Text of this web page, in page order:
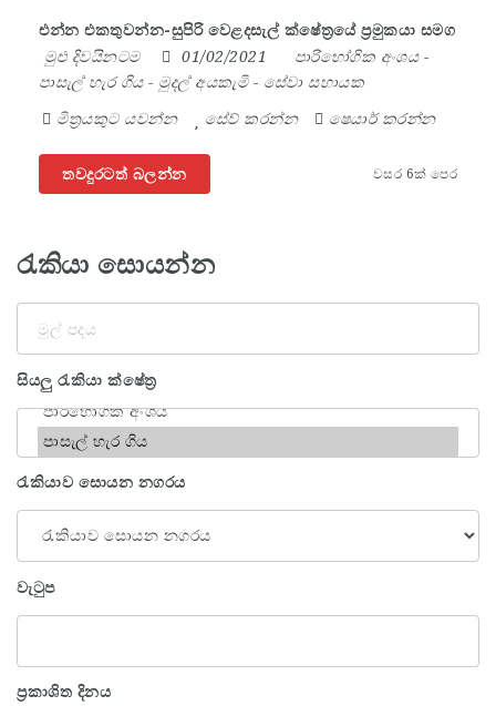
එන්න එකතුවන්න-සුපිරි වෙළදසැල් ක්ෂේත්‍රයේ ප්‍රමුකයා සමග
මුළු දිවයිනටම 01/02/2021 පාරිභෝගික අංශය-
පාසැල් හැර ගිය- මුදල් අයකැමි- සේවා සහායක
මිත්‍රයකුට යවන්න සේව් කරන්න ෂෙයාර් කරන්න
තවදුරටත් බලන්න වසර 6ක් පෙර
රැකියා සොයන්න
පදය
සියලු රැකියා ක්ෂේත්‍ර
රැකියාව සොයන නගරය
වැටුප
ප්‍රකාශිත දිනය